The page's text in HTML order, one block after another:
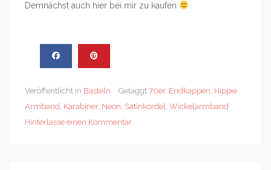
Demnächst auch hier bei mir zu kaufen
Veröffentlicht in Basteln Getaggt 70er, Endkappen, Hippie
Armband, Karabiner, Neon, Satinkordel, Wickelarmband
Hinterlasse einen Kommentar